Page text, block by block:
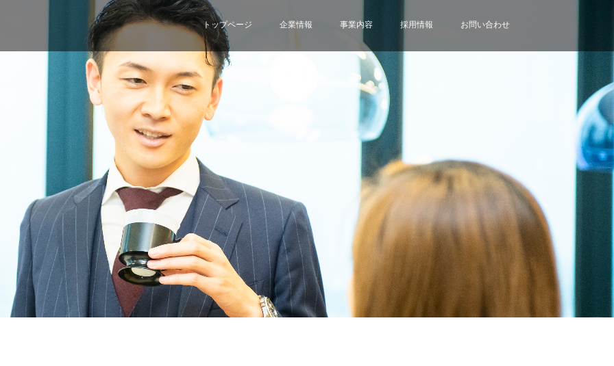
トップページ 企業情報 事業内容 採用情報 お問い合わせ